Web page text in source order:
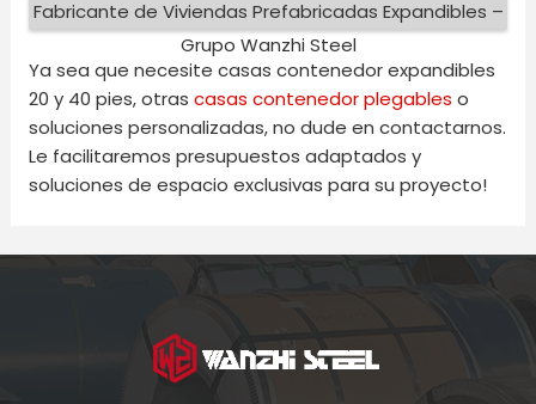
Fabricante de Viviendas Prefabricadas Expandibles –
Grupo Wanzhi Steel
Ya sea que necesite casas contenedor expandibles
20 y 40 pies, otrascasas contenedor plegables o
soluciones personalizadas, no dude en contactarnos.
Le facilitaremos presupuestos adaptados y
soluciones de espacio exclusivas para su proyecto!